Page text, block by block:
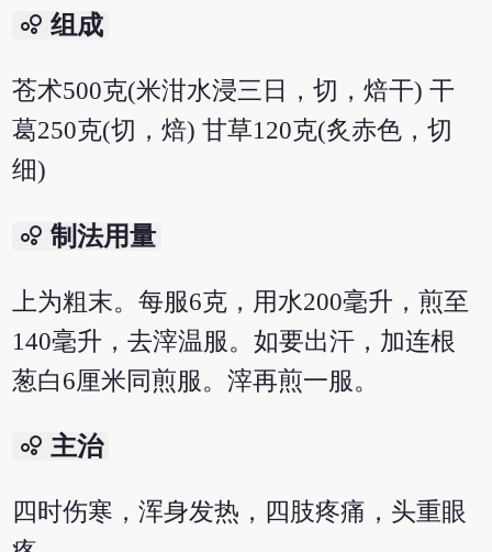
bubble_chart 组成
苍术500克(米泔水浸三日，切，焙干) 干
葛250克(切，焙) 甘草120克(炙赤色，切
细)
bubble_chart 制法用量
上为粗末。每服6克，用水200毫升，煎至
140毫升，去滓温服。如要出汗，加连根
葱白6厘米同煎服。滓再煎一服。
bubble_chart 主治
四时伤寒，浑身发热，四肢疼痛，头重眼